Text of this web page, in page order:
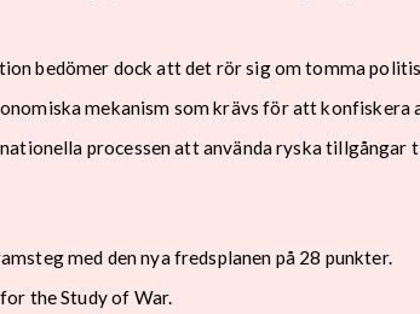
bedömer dock att det rör sig om tomma
mekanism som krävs för att konfiskera
processen att använda ryska
med den nya fredsplanen på 28 punkter.
the Study of War.